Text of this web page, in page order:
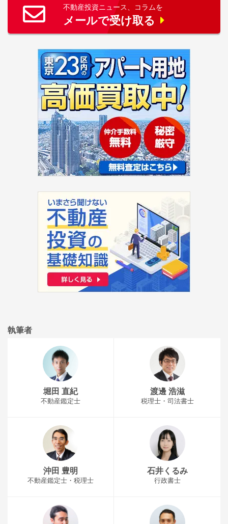
不動産投資ニュース、コラムを
メールで受け取る
執筆者
堀田 直紀
不動産鑑定士
渡邊 浩滋
税理士・司法書士
沖田 豊明
不動産鑑定士・税理士
石井くるみ
行政書士